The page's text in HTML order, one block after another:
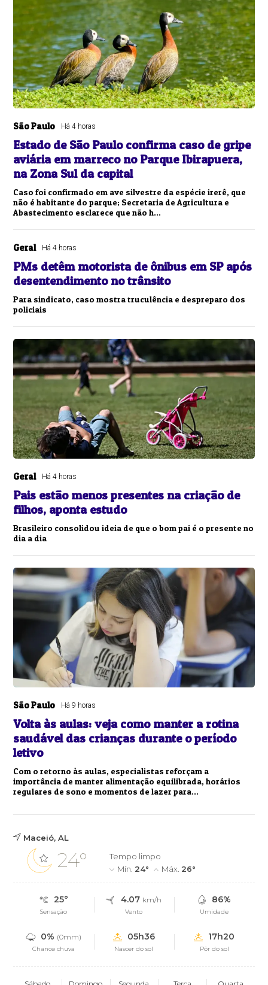
São Paulo Há 4 horas
Estado de São Paulo confirma caso de gripe
aviária em marreco no Parque Ibirapuera,
na Zona Sul da capital
Caso foi confirmado em ave silvestre da espécie irerê, que
não é habitante do parque; Secretaria de Agricultura e
Abastecimento esclarece que não h...
Geral Há 4 horas
PMs detêm motorista de ônibus em SP após
desentendimento no trânsito
Para sindicato, caso mostra truculência e despreparo dos
policiais
Geral Há 4 horas
Pais estão menos presentes na criação de
filhos, aponta estudo
Brasileiro consolidou ideia de que o bom pai é o presente no
dia a dia
São Paulo Há 9 horas
Volta às aulas: veja como manter a rotina
saudável das crianças durante o período
letivo
Com o retorno às aulas, especialistas reforçam a
importância de manter alimentação equilibrada, horários
regulares de sono e momentos de lazer para...
Maceió, AL
24°
Tempo limpo
Mín. 24° Máx. 26°
25°
Sensação
4.07 km/h
Vento
86%
Umidade
0% (0mm)
Chance chuva
05h36
Nascer do sol
17h20
Pôr do sol